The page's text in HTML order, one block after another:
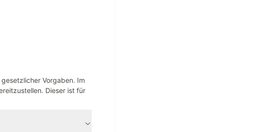
Vorgaben. Im
Dieser ist für